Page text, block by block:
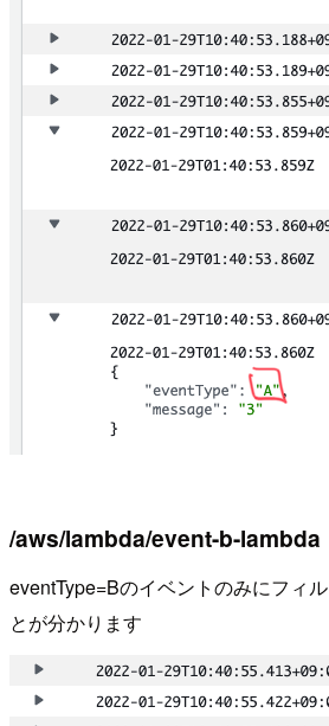
/aws/lambda/event-b-lambda
eventType=Bのイベントのみにフィ
とが分かります